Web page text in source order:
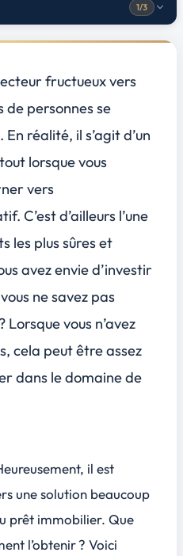
1/3
c’est ?
immobilier ?
fructueux vers
de personnes se
réalité, il s’agit d’un
lorsque vous
vers
C’est d’ailleurs l’une
les plus sûres et
avez envie d’investir
ne savez pas
vous n’avez
cela peut être assez
dans le domaine de
il est
une solution beaucoup
prêt immobilier. Que
l’obtenir ? Voici